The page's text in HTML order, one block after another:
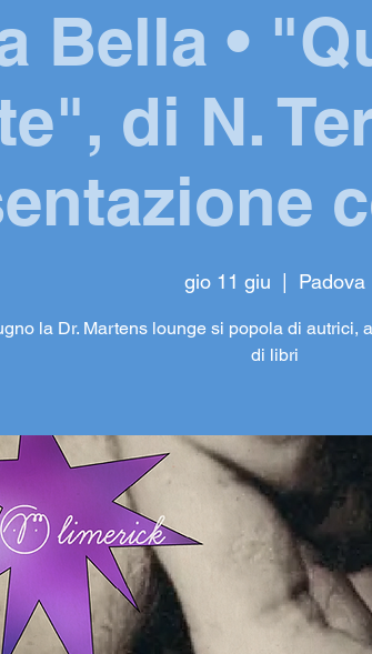
Bella •
di N.
gio 11 giu Padova
la Dr. Martens lounge si popola di autrici,
di libri